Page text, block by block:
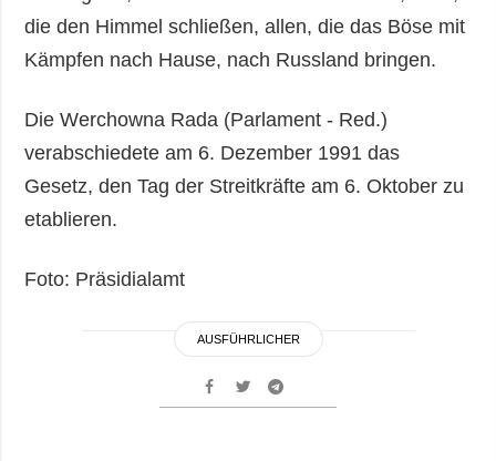
die den Himmel schließen, allen, die das Böse mit
Kämpfen nach Hause, nach Russland bringen.
Die Werchowna Rada (Parlament - Red.)
verabschiedete am 6. Dezember 1991 das
Gesetz, den Tag der Streitkräfte am 6. Oktober zu
etablieren.
Foto: Präsidialamt
AUSFÜHRLICHER